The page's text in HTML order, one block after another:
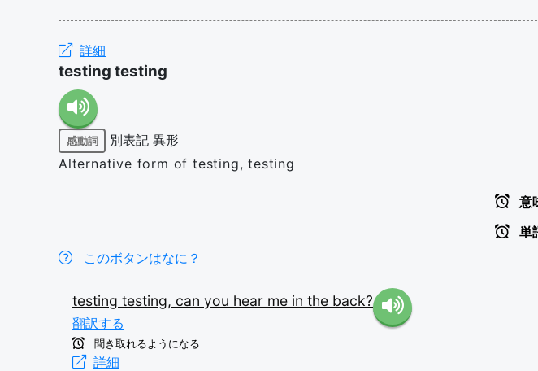
詳細
testing testing
感動詞 別表記 異形
Alternative form of testing, testing
意
単
このボタンはなに？
testing testing, can you hear me in the back?
翻訳する
聞き取れるようになる
詳細